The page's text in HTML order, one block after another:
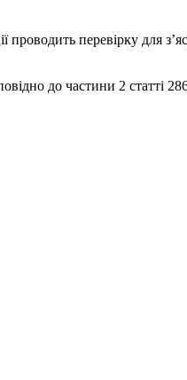
перевірку для
до частини 2 статті